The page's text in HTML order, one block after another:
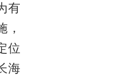
有
，
位
海